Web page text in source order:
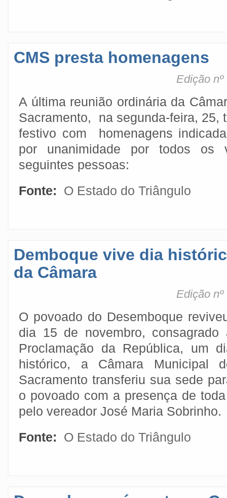
CMS presta homenagens
Edição
A última reunião ordinária da
Sacramento, na segunda-feira, 25,
festivo com homenagens
por unanimidade por todos os
seguintes pessoas:
Fonte:
O Estado do Triângulo
Demboque vive dia
da Câmara
Edição
O povoado do Desemboque
dia 15 de novembro, consagrado
Proclamação da República, um
histórico, a Câmara Municipal
Sacramento transferiu sua sede
o povoado com a presença de
pelo vereador José Maria Sobrinho.
Fonte:
O Estado do Triângulo